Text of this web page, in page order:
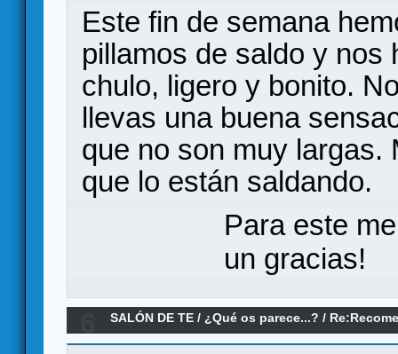
Este fin de semana
pillamos de saldo y nos
chulo, ligero y bonito.
llevas una buena
que no son muy largas.
que lo están saldando.
Para este
un gracias!
SALÓN DE TE / ¿Qué os parece...? /